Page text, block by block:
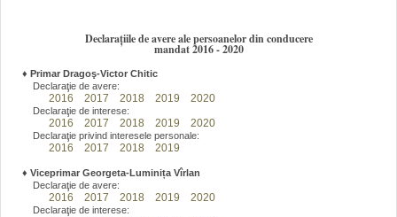
Declarațiile de avere ale persoanelor din conducere
mandat 2016 - 2020
♦ Primar Dragoş-Victor Chitic
Declaraţie de avere:
2016 2017 2018 2019 2020
Declaraţie de interese:
2016 2017 2018 2019 2020
Declaraţie privind interesele personale:
2016 2017 2018 2019
♦ Viceprimar Georgeta-Luminița Vîrlan
Declaraţie de avere:
2016 2017 2018 2019 2020
Declaraţie de interese: